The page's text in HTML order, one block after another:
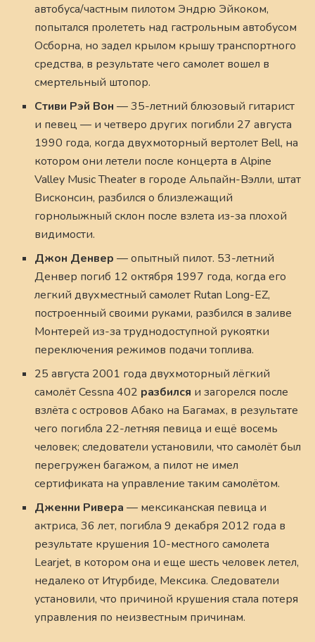
автобуса/частным пилотом Эндрю Эйкоком,
попытался пролететь над гастрольным автобусом
Осборна, но задел крылом крышу транспортного
средства, в результате чего самолет вошел в
смертельный штопор.
Стиви Рэй Вон — 35-летний блюзовый гитарист
и певец — и четверо других погибли 27 августа
1990 года, когда двухмоторный вертолет Bell, на
котором они летели после концерта в Alpine
Valley Music Theater в городе Альпайн-Вэлли, штат
Висконсин, разбился о близлежащий
горнолыжный склон после взлета из-за плохой
видимости.
Джон Денвер — опытный пилот. 53-летний
Денвер погиб 12 октября 1997 года, когда его
легкий двухместный самолет Rutan Long-EZ,
построенный своими руками, разбился в заливе
Монтерей из-за труднодоступной рукоятки
переключения режимов подачи топлива.
25 августа 2001 года двухмоторный лёгкий
самолёт Cessna 402 разбился и загорелся после
взлёта с островов Абако на Багамах, в результате
чего погибла 22-летняя певица и ещё восемь
человек; следователи установили, что самолёт был
перегружен багажом, а пилот не имел
сертификата на управление таким самолётом.
Дженни Ривера — мексиканская певица и
актриса, 36 лет, погибла 9 декабря 2012 года в
результате крушения 10-местного самолета
Learjet, в котором она и еще шесть человек летел,
недалеко от Итурбиде, Мексика. Следователи
установили, что причиной крушения стала потеря
управления по неизвестным причинам.